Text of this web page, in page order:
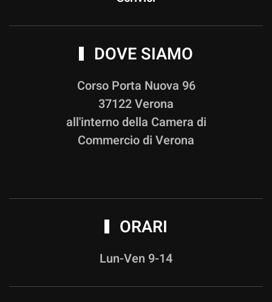
DOVE SIAMO
Corso Porta Nuova 96
37122 Verona
all'interno della Camera di
Commercio di Verona
ORARI
Lun-Ven 9-14